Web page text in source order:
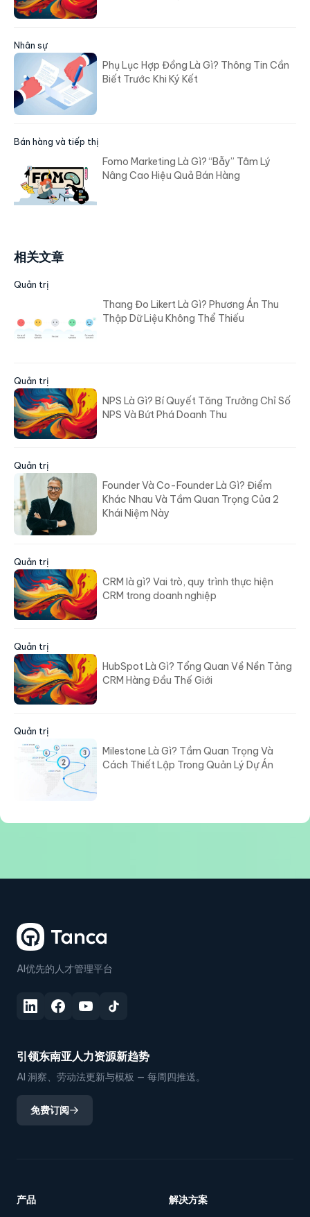
Nhân sự
Phụ Lục Hợp Đồng Là Gì? Thông Tin Cần
Biết Trước Khi Ký Kết
Bán hàng và tiếp thị
Fomo Marketing Là Gì? “Bẫy” Tâm Lý
Nâng Cao Hiệu Quả Bán Hàng
相关文章
Quản trị
Thang Đo Likert Là Gì? Phương Án Thu
Thập Dữ Liệu Không Thể Thiếu
Quản trị
NPS Là Gì? Bí Quyết Tăng Trưởng Chỉ Số
NPS Và Bứt Phá Doanh Thu
Quản trị
Founder Và Co-Founder Là Gì? Điểm
Khác Nhau Và Tầm Quan Trọng Của 2
Khái Niệm Này
Quản trị
CRM là gì? Vai trò, quy trình thực hiện
CRM trong doanh nghiệp
Quản trị
HubSpot Là Gì? Tổng Quan Về Nền Tảng
CRM Hàng Đầu Thế Giới
Quản trị
Milestone Là Gì? Tầm Quan Trọng Và
Cách Thiết Lập Trong Quản Lý Dự Án
AI优先的人才管理平台
引领东南亚人力资源新趋势
AI 洞察、劳动法更新与模板 — 每周四推送。
免费订阅
产品 解决方案